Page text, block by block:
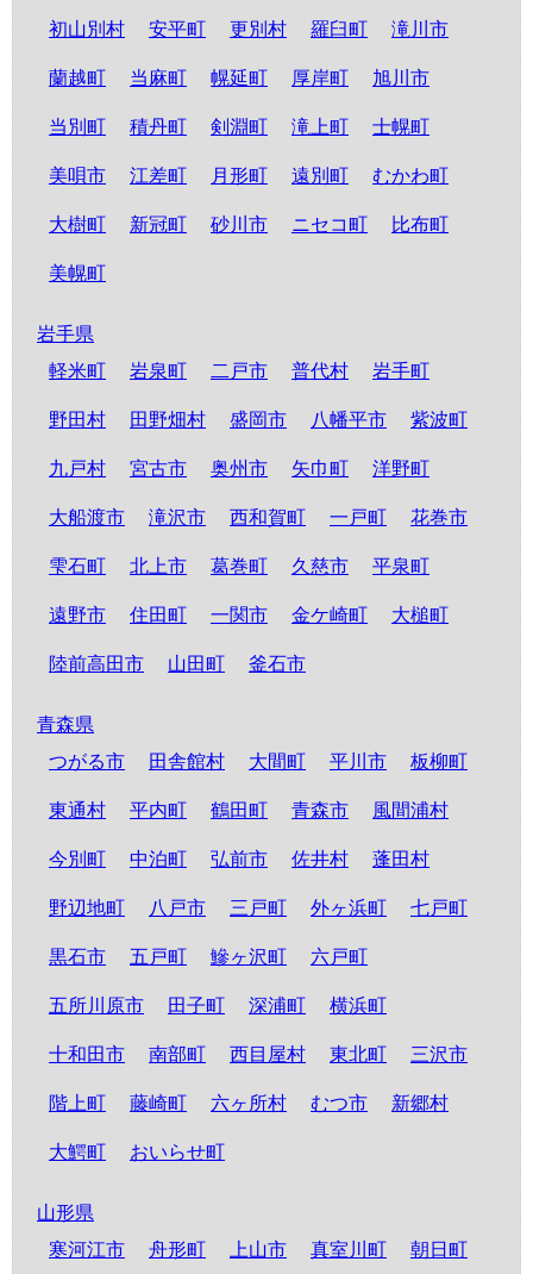
初山別村 安平町 更別村 羅臼町 滝川市
蘭越町 当麻町 幌延町 厚岸町 旭川市
当別町 積丹町 剣淵町 滝上町 士幌町
美唄市 江差町 月形町 遠別町 むかわ町
大樹町 新冠町 砂川市 ニセコ町 比布町
美幌町
岩手県
軽米町
岩泉町 二戸市 普代村 岩手町
野田村 田野畑村 盛岡市 八幡平市 紫波町
九戸村 宮古市 奥州市 矢巾町 洋野町
大船渡市 滝沢市 西和賀町 一戸町 花巻市
雫石町 北上市 葛巻町 久慈市 平泉町
遠野市 住田町 一関市 金ケ崎町 大槌町
陸前高田市 山田町 釜石市
青森県
つがる市
田舎館村 大間町 平川市 板柳町
東通村 平内町 鶴田町 青森市 風間浦村
今別町 中泊町 弘前市 佐井村 蓬田村
野辺地町 八戸市 三戸町 外ヶ浜町 七戸町
黒石市 五戸町 鰺ヶ沢町 六戸町
五所川原市 田子町 深浦町 横浜町
十和田市 南部町 西目屋村 東北町 三沢市
階上町 藤崎町 六ヶ所村 むつ市 新郷村
大鰐町 おいらせ町
山形県
寒河江市
舟形町 上山市 真室川町 朝日町